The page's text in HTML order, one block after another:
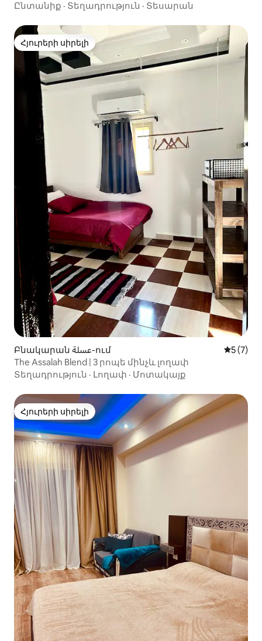
ստուդիա - Դաու Հայթս Հուրգադա
Ընտանիք · Տեղադրություն · Տեսարան
Հյուրերի սիրելի
Հյուրերի սիրելի
Բնակարան عسلة-ում Միջին
5 (7)
The Assalah Blend | 3 րոպե մինչև լողափ
Տեղադրություն · Լողափ · Մոտակայք
Հյուրերի սիրելի
Հյուրերի սիրելի